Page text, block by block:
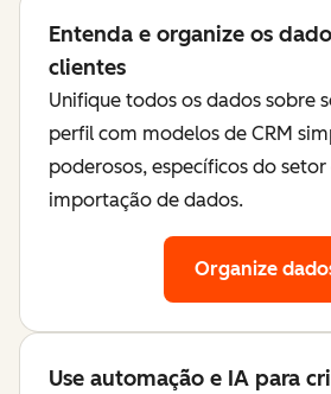
Entenda e organize os
clientes
Unifique todos os dados sobre
perfil com modelos de CRM
poderosos, específicos do
importação de dados.
Organize
Use automação e IA para